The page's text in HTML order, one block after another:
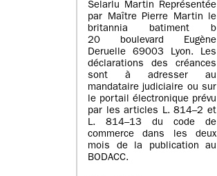
Selarlu Martin Représentée
par Maître Pierre Martin le
britannia batiment b
20 boulevard Eugène
Deruelle 69003 Lyon. Les
déclarations des créances
sont à adresser au
mandataire judiciaire ou sur
le portail électronique prévu
par les articles L. 814–2 et
L. 814–13 du code de
commerce dans les deux
mois de la publication au
BODACC.